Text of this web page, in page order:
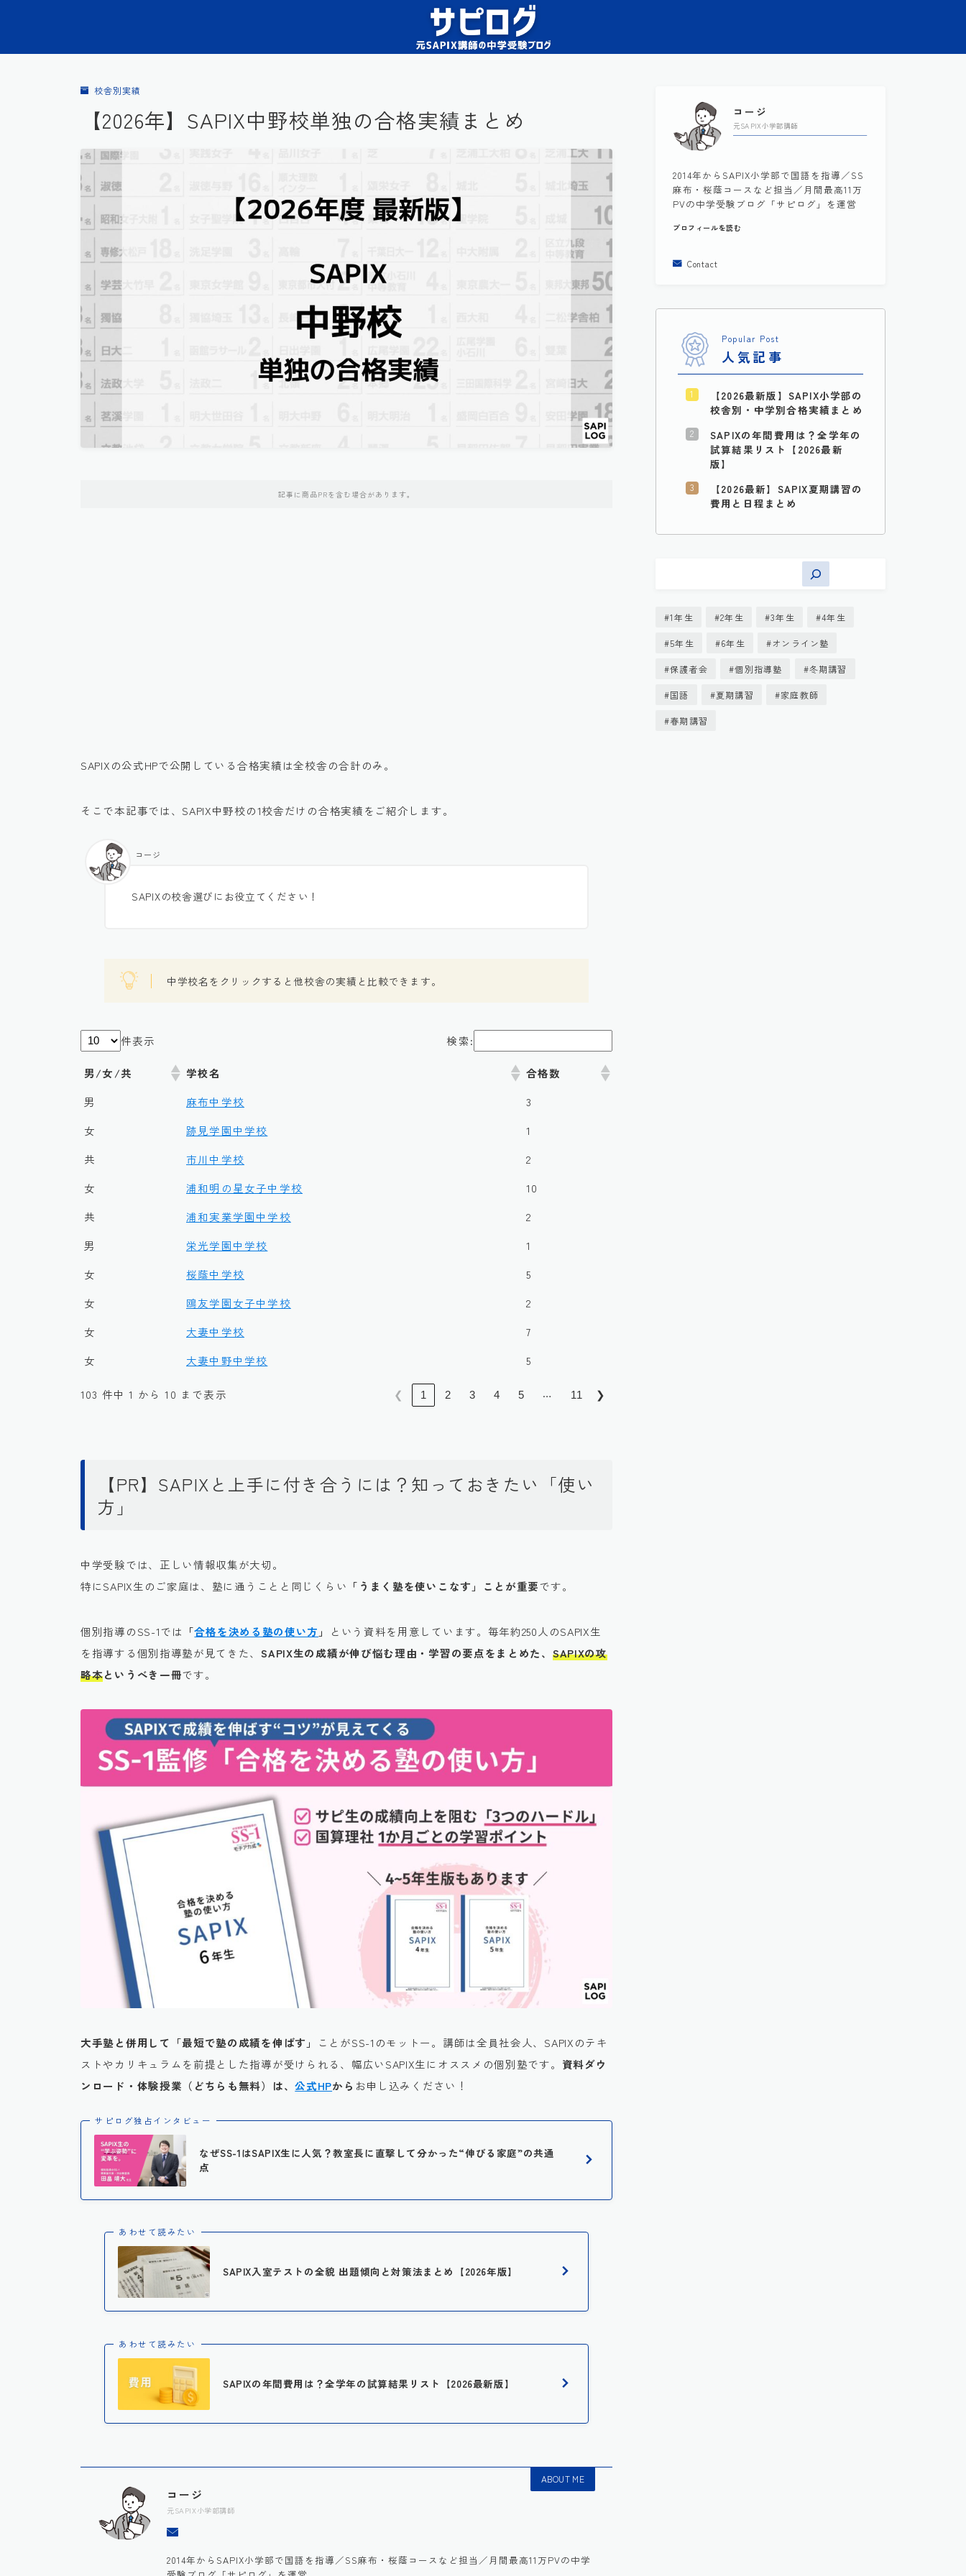
校舎別実績
【2026年】SAPIX中野校単独の合格実績まとめ
記事に商品PRを含む場合があります。
SAPIXの公式HPで公開している合格実績は全校舎の合計のみ。
そこで本記事では、SAPIX中野校の1校舎だけの合格実績をご紹介します。
SAPIXの校舎選びにお役立てください！
コージ
中学校名をクリックすると他校舎の実績と比較できます。
件表示 検索:
男/女/共 学校名
合格数
男
麻布中学校
3
女
跡見学園中学校
1
共
市川中学校
2
女
浦和明の星女子中学校
10
共
浦和実業学園中学校
2
男
栄光学園中学校
1
女
桜蔭中学校
5
女
鴎友学園女子中学校
2
女
大妻中学校
7
女
大妻中野中学校 5
103 件中 1 から 10 まで表示 ❮ 1 2 3 4 5 … 11 ❯
【PR】SAPIXと上手に付き合うには？知っておきたい「使い
方」
中学受験では、正しい情報収集が大切。
特にSAPIX生のご家庭は、塾に通うことと同じくらい 「うまく塾を使いこなす」ことが重要です。
個別指導のSS-1では 「合格を決める塾の使い方 」
という資料を用意しています。毎年約250人のSAPIX生
を指導する個別指導塾が見てきた、SAPIX生の成績が伸び悩む理由・学習の要点をまとめた、 SAPIXの攻
略本というべき一冊です。
大手塾と併用して「最短で塾の成績を伸ばす」
ことがSS-1のモットー。講師は全員社会人、SAPIXのテキ
ストやカリキュラムを前提とした指導が受けられる、幅広いSAPIX生にオススメの個別塾です。 資料ダウ
ンロード・体験授業（どちらも無料）は、公式HPから お申し込みください！
サピログ独占インタビュー
なぜSS-1はSAPIX生に人気？教室長に直撃して分かった“伸びる家庭”の共通
点
あわせて読みたい
SAPIX入室テストの全貌 出題傾向と対策法まとめ【2026年版】
あわせて読みたい
SAPIXの年間費用は？全学年の試算結果リスト【2026最新版】
ABOUT ME
コージ
元SAPIX小学部講師
2014年からSAPIX小学部で国語を指導／SS麻布・桜蔭コースなど担当／月間最高11万PVの中学
コージ
元SAPIX小学部講師
2014年からSAPIX小学部で国語を指導／SS
麻布・桜蔭コースなど担当／月間最高11万
PVの中学受験ブログ「サピログ」を運営
プロフィールを読む
Contact
Popular Post
人気記事
【2026最新版】SAPIX小学部の
校舎別・中学別合格実績まとめ
SAPIXの年間費用は？全学年の
試算結果リスト【2026最新
版】
【2026最新】SAPIX夏期講習の
費用と日程まとめ
1年生 2年生 3年生 4年生
5年生 6年生 オンライン塾
保護者会 個別指導塾 冬期講習
国語 夏期講習 家庭教師
春期講習